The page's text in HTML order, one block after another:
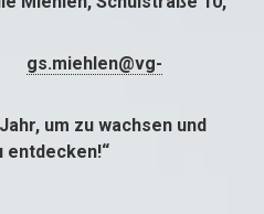
gs.miehlen@vg-
um zu wachsen und
entdecken!“